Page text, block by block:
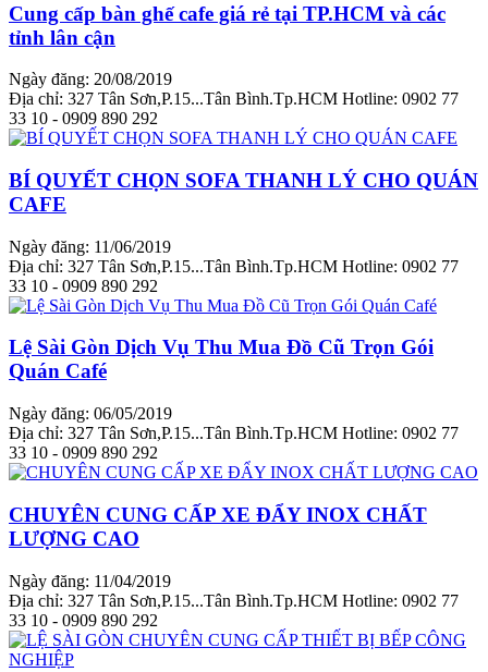
Cung cấp bàn ghế cafe giá rẻ tại TP.HCM và các
tỉnh lân cận
Ngày đăng: 20/08/2019
Địa chỉ: 327 Tân Sơn,P.15...Tân Bình.Tp.HCM Hotline: 0902 77
33 10 - 0909 890 292
BÍ QUYẾT CHỌN SOFA THANH LÝ CHO QUÁN
CAFE
Ngày đăng: 11/06/2019
Địa chỉ: 327 Tân Sơn,P.15...Tân Bình.Tp.HCM Hotline: 0902 77
33 10 - 0909 890 292
Lệ Sài Gòn Dịch Vụ Thu Mua Đồ Cũ Trọn Gói
Quán Café
Ngày đăng: 06/05/2019
Địa chỉ: 327 Tân Sơn,P.15...Tân Bình.Tp.HCM Hotline: 0902 77
33 10 - 0909 890 292
CHUYÊN CUNG CẤP XE ĐẨY INOX CHẤT
LƯỢNG CAO
Ngày đăng: 11/04/2019
Địa chỉ: 327 Tân Sơn,P.15...Tân Bình.Tp.HCM Hotline: 0902 77
33 10 - 0909 890 292